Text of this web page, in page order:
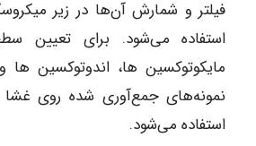
فیلتر و شمارش آن‌ها در زیر
استفاده می‌شود. برای تعیین
مایکوتوکسین ها، اندوتوکسین ها و
نمونه‌های جمع‌آوری شده روی غشا
استفاده می‌شود.